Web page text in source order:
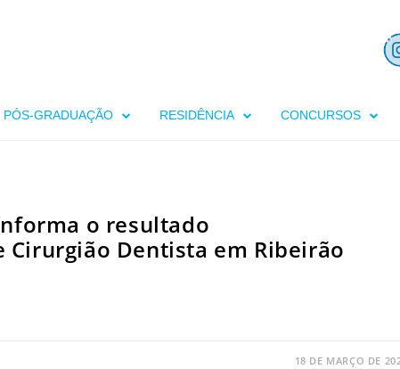
PÓS-GRADUAÇÃO RESIDÊNCIA CONCURSOS
informa o resultado
Dentista em Ribeirão
18 DE MARÇO DE